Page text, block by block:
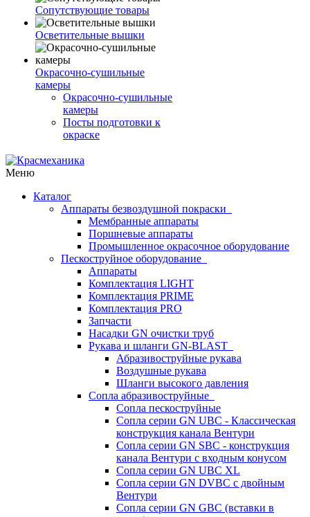
Сопутствующие товары
Осветительные вышки
Окрасочно-сушильные
камеры
Окрасочно-сушильные
камеры
Посты подготовки к
окраске
Меню
Каталог
Аппараты безвоздушной покраски
Мембранные аппараты
Поршневые аппараты
Промышленное окрасочное оборудование
Пескоструйное оборудование
Аппараты
Комплектация LIGHT
Комплектация PRIME
Комплектация PRO
Запчасти
Насадки GN очистки труб
Рукава и шланги GN-BLAST
Абразивоструйные рукава
Воздушные рукава
Шланги высокого давления
Сопла абразивоструйные
Сопла пескоструйные
Сопла серии GN UBC - Классическая
конструкция канала Вентури
Сопла серии GN SBC - конструкция
канала Вентури c входным конусом
Сопла серии GN UBC XL
Сопла серии GN DVBC с двойным
Вентури
Сопла серии GN GBC (вставки в